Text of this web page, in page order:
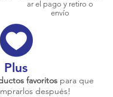
ar el pago y retiro o
envío
Plus
favoritos para que
después!